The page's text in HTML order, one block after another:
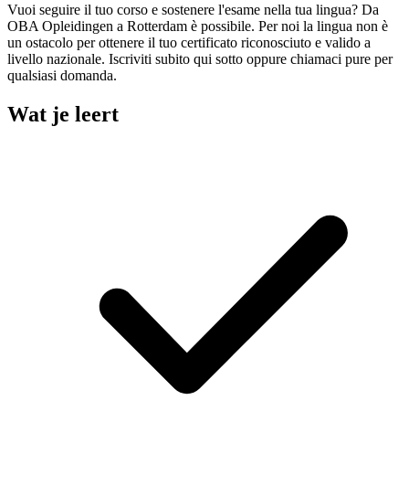
Vuoi seguire il tuo corso e sostenere l'esame nella tua lingua? Da
OBA Opleidingen a Rotterdam è possibile. Per noi la lingua non è
un ostacolo per ottenere il tuo certificato riconosciuto e valido a
livello nazionale. Iscriviti subito qui sotto oppure chiamaci pure per
qualsiasi domanda.
Wat je leert